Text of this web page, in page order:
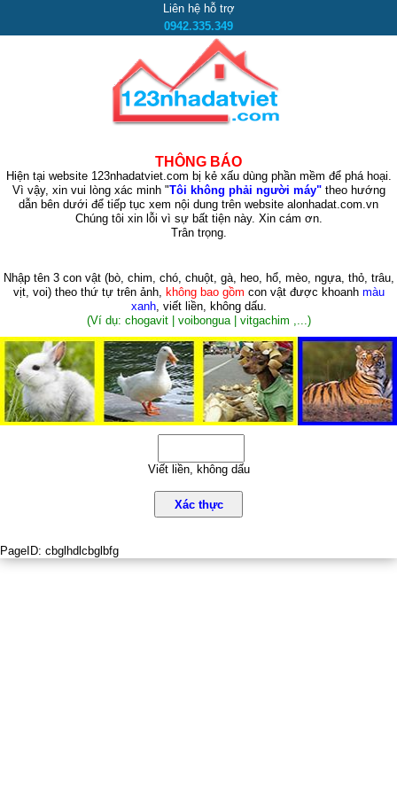
Liên hệ hỗ trợ
0942.335.349
THÔNG BÁO
Hiện tại website 123nhadatviet.com bị kẻ xấu dùng phần mềm để phá hoại.
Vì vậy, xin vui lòng xác minh "Tôi không phải người máy"theo hướng
dẫn bên dưới để tiếp tục xem nội dung trên website alonhadat.com.vn
Chúng tôi xin lỗi vì sự bất tiện này. Xin cám ơn.
Trân trọng.
Nhập tên 3 con vật (bò, chim, chó, chuột, gà, heo, hổ, mèo, ngựa, thỏ, trâu,
vịt, voi)theo thứ tự trên ảnh, không bao gồm con vật được khoanh màu
xanh, viết liền, không dấu.
(Ví dụ: chogavit | voibongua | vitgachim ,...)
Viết liền, không dấu
Xác thực
PageID: cbglhdlcbglbfg